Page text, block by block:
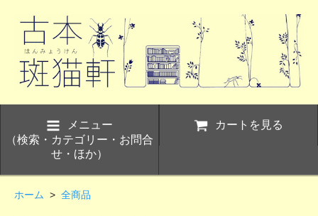
メニュー
（検索・カテゴリー・お問合
せ・ほか）
カートを見る
ホーム > 全商品